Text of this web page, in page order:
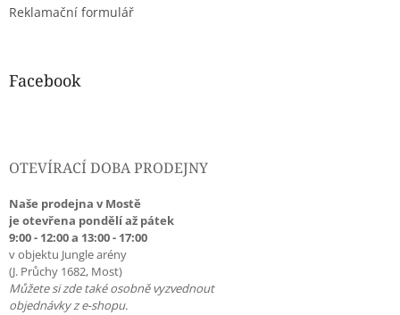
Reklamační formulář
Facebook
OTEVÍRACÍ DOBA PRODEJNY
Naše prodejna v Mostě
je otevřena pondělí až pátek
9:00 - 12:00 a 13:00 - 17:00
v objektu Jungle arény
(J. Průchy 1682, Most)
Můžete si zde také osobně vyzvednout
objednávky z e-shopu.